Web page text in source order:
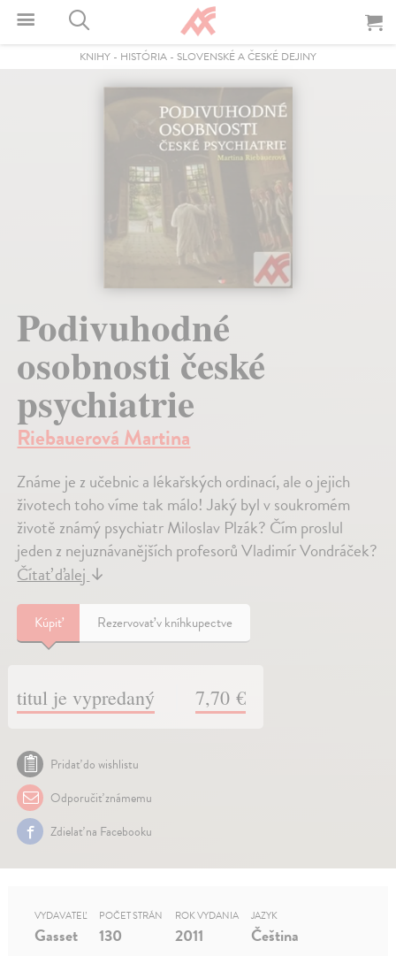
KNIHY - HISTÓRIA - SLOVENSKÉ A ČESKÉ DEJINY
Podivuhodné
osobnosti české
psychiatrie
Riebauerová Martina
Známe je z učebnic a lékařských ordinací, ale o jejich
životech toho víme tak málo! Jaký byl v soukromém
životě známý psychiatr Miloslav Plzák? Čím proslul
jeden z nejuznávanějších profesorů Vladimír Vondráček?
Čítať ďalej↓
Kúpiť Rezervovať v kníhkupectve
titul je vypredaný 7,70 €
Pridať do wishlistu
Odporučiť známemu
Zdielať na Facebooku
VYDAVATEĽ
Gasset
POČET STRÁN
130
ROK VYDANIA
2011
JAZYK
Čeština